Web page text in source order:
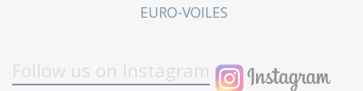
EURO-VOILES
Follow us on Instagram